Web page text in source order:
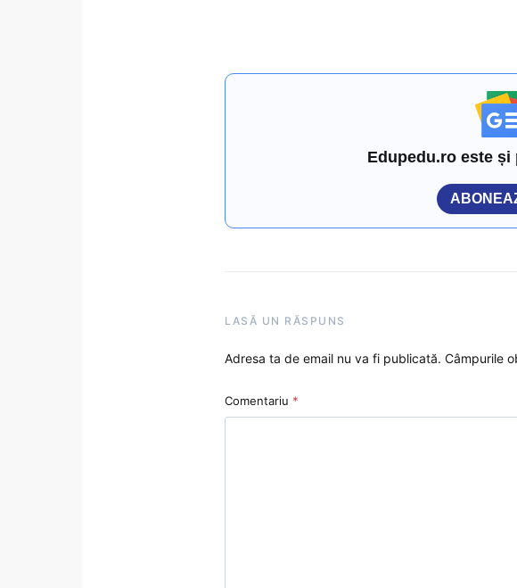
Edupedu.ro este și
LASĂ UN RĂSPUNS
Adresa ta de email nu va fi publicată. Câmpurile
Comentariu *